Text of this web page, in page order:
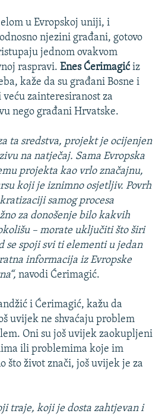
u Evropskoj uniji, i
njezini građani, gotovo
jednom ovakvom
raspravi. Enes Ćerimagićiz
kaže da su građani Bosne i
zainteresiranost za
nego građani Hrvatske.
ta sredstva, projekt je ocijenjen
na natječaj. Sama Evropska
projekta kao vrlo značajnu,
koji je iznimno osjetljiv. Povrh
samog procesa
za donošenje bilo kakvih
– morate uključiti što širi
se spoji svi ti elementi u jedan
informacija iz Evropske
navodi Ćerimagić.
i Ćerimagić, kažu da
uvijek ne shvaćaju problem
Oni su još uvijek zaokupljeni
ili problemima koje im
što život znači, još uvijek je za
traje, koji je dosta zahtjevan i